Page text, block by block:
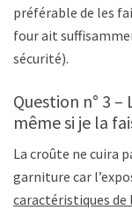
préférable de les
four ait
sécurité).
Question n° 3
même si je la
La croûte ne cuira
garniture car
caractéristiques de